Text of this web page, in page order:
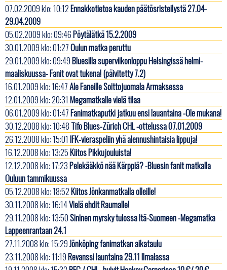
07.02.2009 klo: 10:12Ennakkotietoa kauden päätösristeilystä 27.04-
29.04.2009
05.02.2009 klo: 09:46Pöytälätkä 15.2.2009
30.01.2009 klo: 01:27Oulun matka peruttu
29.01.2009 klo: 09:49Bluesilla superviikonloppu Helsingissä helmi-
maaliskuussa- Fanit ovat tukena! (päivitetty 7.2)
16.01.2009 klo: 16:47Ale Faneille Soittojuomala Armaksessa
12.01.2009 klo: 20:31 Megamatkalle vielä tilaa
06.01.2009 klo: 01:47Fanimatkaputki jatkuu ensi lauantaina -Ole mukana!
30.12.2008 klo: 10:48 Tifo Blues-Zürich CHL -ottelussa 07.01.2009
26.12.2008 klo: 15:01 IFK-vieraspeliin yhä alennushintaisia lippuja!
16.12.2008 klo: 13:25Kiitos Pikkujouluista!
12.12.2008 klo: 17:23Pelekääkkö nää Kärppiä? -Bluesin fanit matkalla
Ouluun tammikuussa
05.12.2008 klo: 18:52Kiitos Jönkanmatkalla olleille!
30.11.2008 klo: 16:14Vielä ehdit Raumalle!
29.11.2008 klo: 13:50Sininen myrsky tulossa Itä-Suomeen -Megamatka
Lappeenrantaan 24.1
27.11.2008 klo: 15:29Jönköping fanimatkan aikataulu
23.11.2008 klo: 11:19Revanssi launtaina 29.11 Ilmalassa